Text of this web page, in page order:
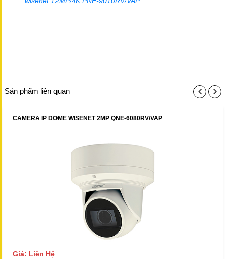
Sản phẩm liên quan
CAMERA IP DOME WISENET 2MP QNE-6080RV/VAP
Giá: Liên Hệ